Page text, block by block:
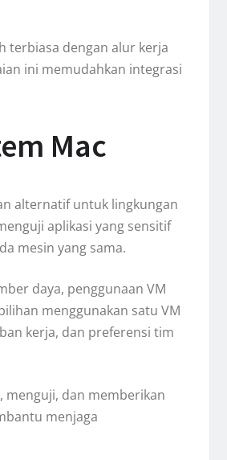
terbiasa dengan alur kerja
ini memudahkan integrasi
Mac
alternatif untuk lingkungan
aplikasi yang sensitif
mesin yang sama.
daya, penggunaan VM
menggunakan satu VM
kerja, dan preferensi tim
menguji, dan memberikan
menjaga